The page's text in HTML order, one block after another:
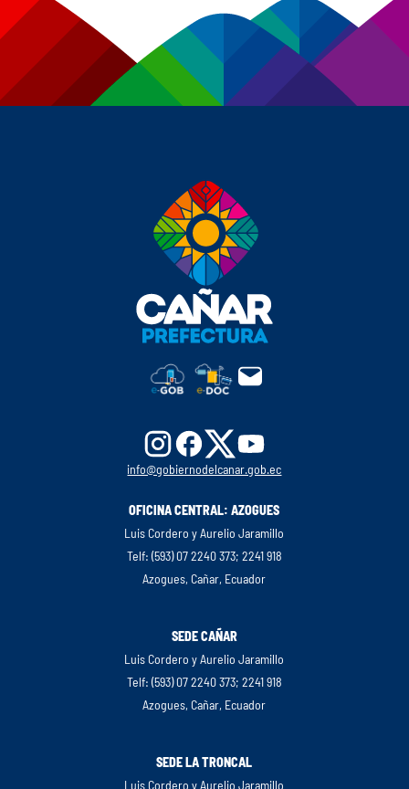
info@gobiernodelcanar.gob.ec
OFICINA CENTRAL: AZOGUES
Luis Cordero y Aurelio Jaramillo
Telf: (593) 07 2240 373; 2241 918
Azogues, Cañar, Ecuador
SEDE CAÑAR
Luis Cordero y Aurelio Jaramillo
Telf: (593) 07 2240 373; 2241 918
Azogues, Cañar, Ecuador
SEDE LA TRONCAL
Luis Cordero y Aurelio Jaramillo